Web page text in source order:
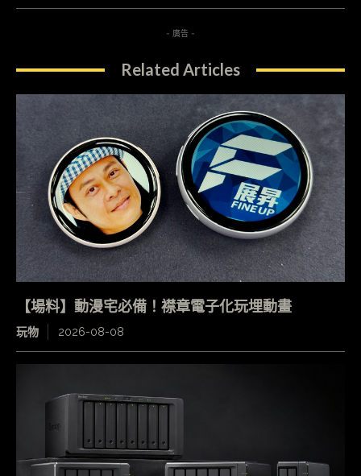
- 廣告 -
Related Articles
【場料】動漫宅必備！襟章電子化玩埋動畫
玩物 2026-08-08